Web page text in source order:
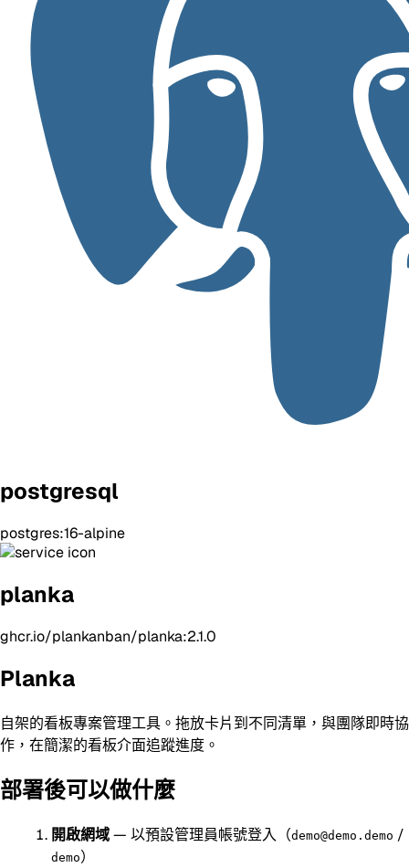
postgresql
postgres:16-alpine
planka
ghcr.io/plankanban/planka:2.1.0
Planka
自架的看板專案管理工具。拖放卡片到不同清單，與團隊即時協
作，在簡潔的看板介面追蹤進度。
部署後可以做什麼
開啟網域— 以預設管理員帳號登入（demo@demo.demo /
demo）